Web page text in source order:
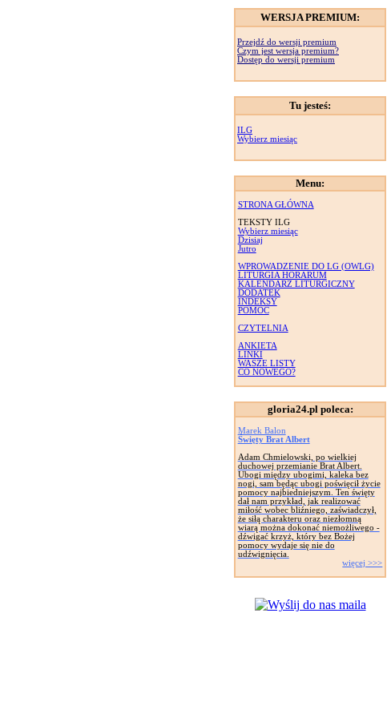
WERSJA PREMIUM:
Przejdź do wersji premium
Czym jest wersja premium?
Dostęp do wersji premium
Tu jesteś:
ILG
Wybierz miesiąc
Menu:
STRONA GŁÓWNA
TEKSTY ILG
Wybierz miesiąc
Dzisiaj
Jutro
WPROWADZENIE DO LG (OWLG)
LITURGIA HORARUM
KALENDARZ LITURGICZNY
DODATEK
INDEKSY
POMOC
CZYTELNIA
ANKIETA
LINKI
WASZE LISTY
CO NOWEGO?
gloria24.pl poleca:
Marek Balon
Święty Brat Albert
Adam Chmielowski, po wielkiej
duchowej przemianie Brat Albert.
Ubogi między ubogimi, kaleka bez
nogi, sam będąc ubogi poświęcił życie
pomocy najbiedniejszym. Ten święty
dał nam przykład, jak realizować
miłość wobec bliźniego, zaświadczył,
że siłą charakteru oraz niezłomną
wiarą można dokonać niemożliwego -
dźwigać krzyż, który bez Bożej
pomocy wydaje się nie do
udźwignięcia.
więcej >>>